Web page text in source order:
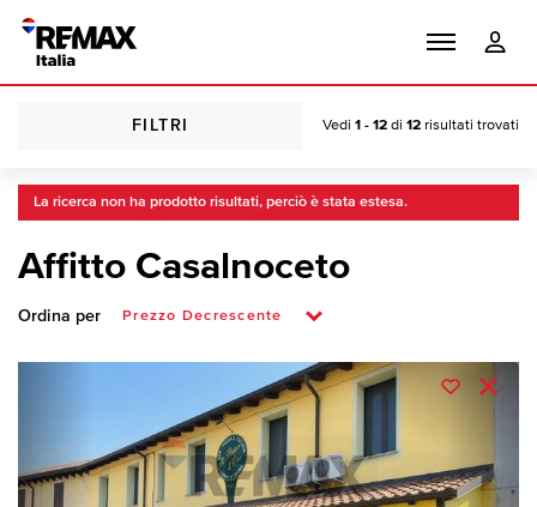
FILTRI Vedi 1 - 12 di 12 risultati trovati
La ricerca non ha prodotto risultati, perciò è stata estesa.
Affitto Casalnoceto
Ordina per